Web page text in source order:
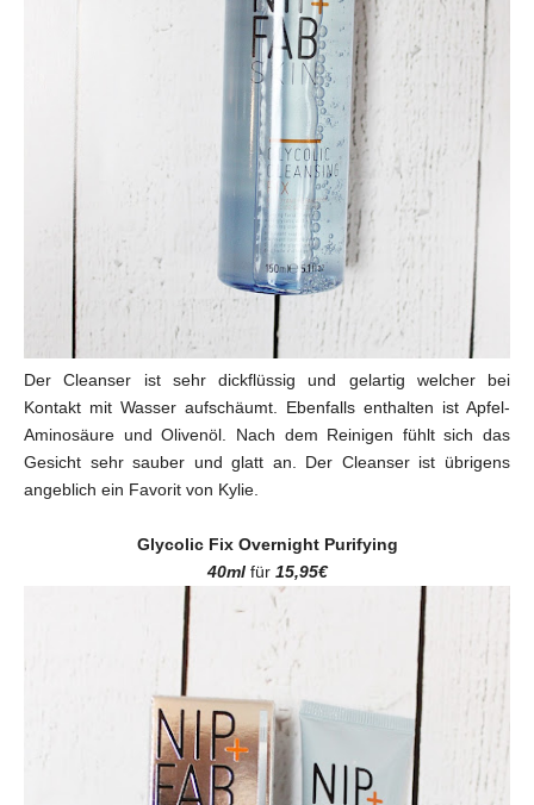
Der Cleanser ist sehr dickflüssig und gelartig welcher bei
Kontakt mit Wasser aufschäumt. Ebenfalls enthalten ist Apfel-
Aminosäure und Olivenöl. Nach dem Reinigen fühlt sich das
Gesicht sehr sauber und glatt an. Der Cleanser ist übrigens
angeblich ein Favorit von Kylie.
Glycolic Fix Overnight Purifying
40ml für 15,95€